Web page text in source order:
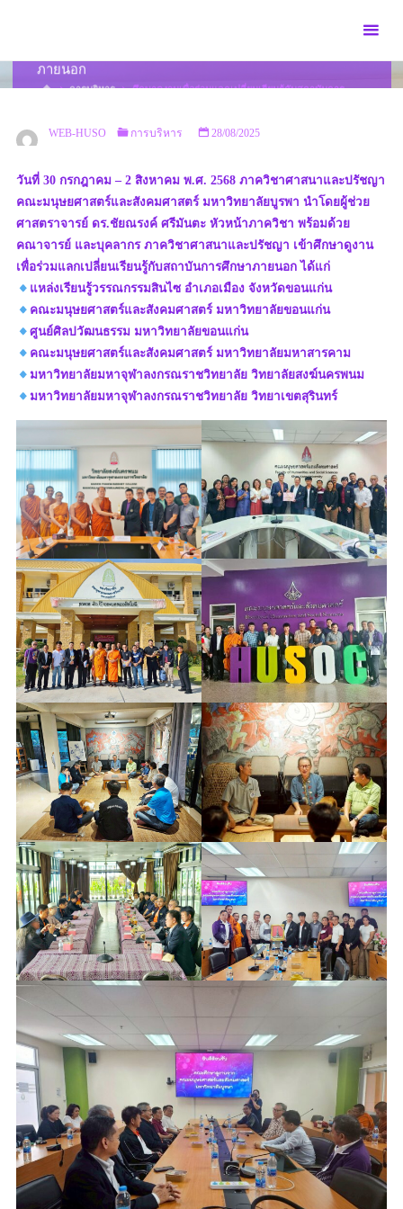
ภายนอก
HOMEการบริหาร
ศึกษาดูงานเพื่อร่วมแลกเปลี่ยนเรียนรู้กับสถาบันการ
WEB-HUSO การบริหาร 28/08/2025
วันที่ 30 กรกฎาคม – 2 สิงหาคม พ.ศ. 2568 ภาควิชาศาสนาและปรัชญา
คณะมนุษยศาสตร์และสังคมศาสตร์ มหาวิทยาลัยบูรพา นำโดยผู้ช่วย
ศาสตราจารย์ ดร.ชัยณรงค์ ศรีมันตะ หัวหน้าภาควิชา พร้อมด้วย
คณาจารย์ และบุคลากร ภาควิชาศาสนาและปรัชญา เข้าศึกษาดูงาน
เพื่อร่วมแลกเปลี่ยนเรียนรู้กับสถาบันการศึกษาภายนอก ได้แก่
แหล่งเรียนรู้วรรณกรรมสินไซ อำเภอเมือง จังหวัดขอนแก่น
คณะมนุษยศาสตร์และสังคมศาสตร์ มหาวิทยาลัยขอนแก่น
ศูนย์ศิลปวัฒนธรรม มหาวิทยาลัยขอนแก่น
คณะมนุษยศาสตร์และสังคมศาสตร์ มหาวิทยาลัยมหาสารคาม
มหาวิทยาลัยมหาจุฬาลงกรณราชวิทยาลัย วิทยาลัยสงฆ์นครพนม
มหาวิทยาลัยมหาจุฬาลงกรณราชวิทยาลัย วิทยาเขตสุรินทร์